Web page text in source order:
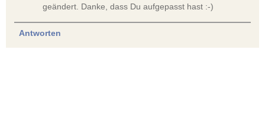
geändert. Danke, dass Du aufgepasst hast :-)
Antworten